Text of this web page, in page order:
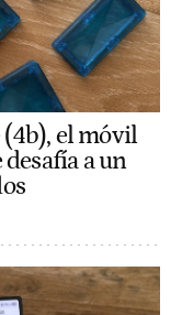
el móvil
a un